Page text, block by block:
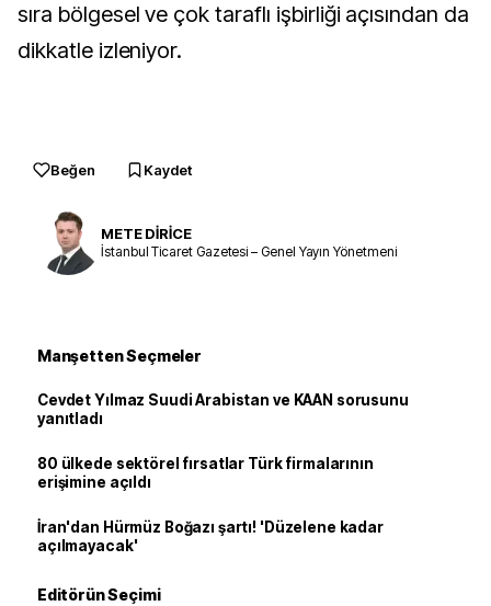
sıra bölgesel ve çok taraflı işbirliği açısından da
dikkatle izleniyor.
Beğen Kaydet
METE DİRİCE
İstanbul Ticaret Gazetesi – Genel Yayın Yönetmeni
Manşetten Seçmeler
Cevdet Yılmaz Suudi Arabistan ve KAAN sorusunu
yanıtladı
80 ülkede sektörel fırsatlar Türk firmalarının
erişimine açıldı
İran'dan Hürmüz Boğazı şartı! 'Düzelene kadar
açılmayacak'
Editörün Seçimi